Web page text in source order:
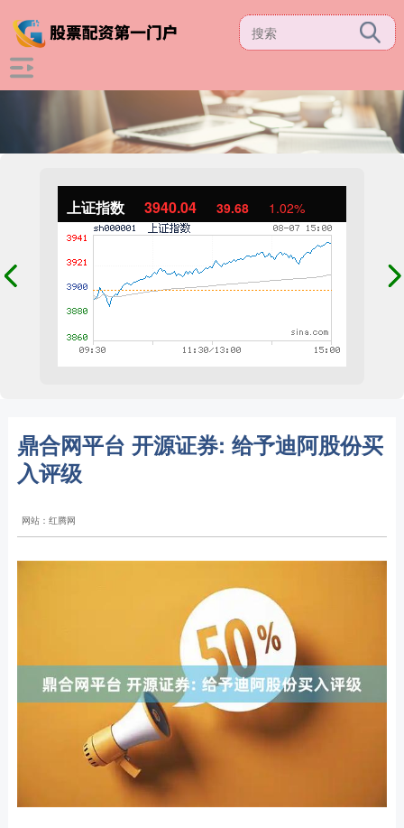
上证指数 3940.04 39.68 1.02%
鼎合网平台 开源证券: 给予迪阿股份买
入评级
网站：红腾网